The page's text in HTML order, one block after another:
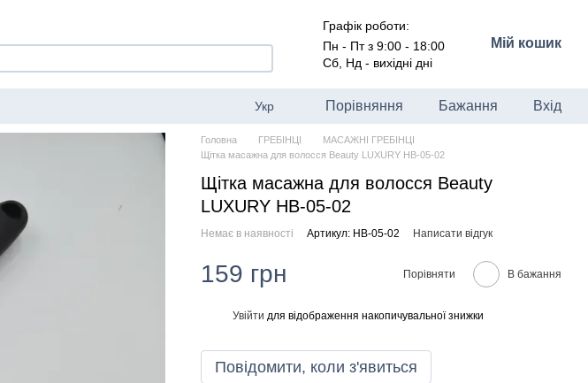
Графік роботи:
Пн - Пт з 9:00 - 18:00
Сб, Нд - вихідні дні
Мій кошик
Укр Порівняння Бажання Вхід
Головна ГРЕБІНЦІ
МАСАЖНІ ГРЕБІНЦІ
Щітка масажна для волосся Beauty LUXURY HB-05-02
Щітка масажна для волосся Beauty
LUXURY HB-05-02
Немає в наявності Артикул: HB-05-02 Написати відгук
159 грн Порівняти В бажання
Увійти для відображення накопичувальної знижки
Повідомити, коли з'явиться